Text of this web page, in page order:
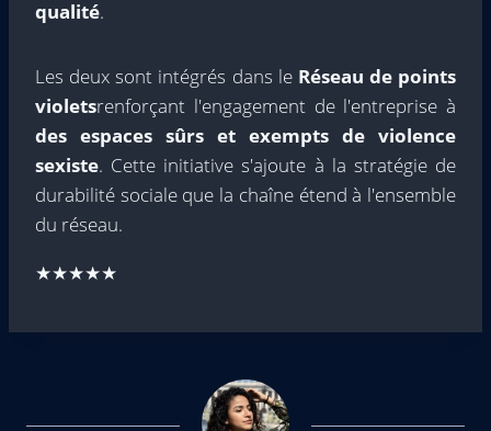
qualité.
Les deux sont intégrés dans le Réseau de points
violetsrenforçant l'engagement de l'entreprise à
des espaces sûrs et exempts de violence
sexiste. Cette initiative s'ajoute à la stratégie de
durabilité sociale que la chaîne étend à l'ensemble
du réseau.
★★★★★